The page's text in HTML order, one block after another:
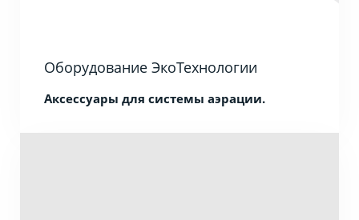
Оборудование ЭкоТехнологии
Аксессуары для системы аэрации.